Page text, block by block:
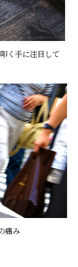
く手に注目して
痛み